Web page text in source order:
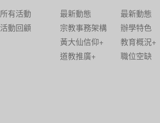
所有活動
活動回顧
最新動態
宗教事務架構
黃大仙信仰+
道教推廣+
最新動態
辦學特色
教育概況+
職位空缺